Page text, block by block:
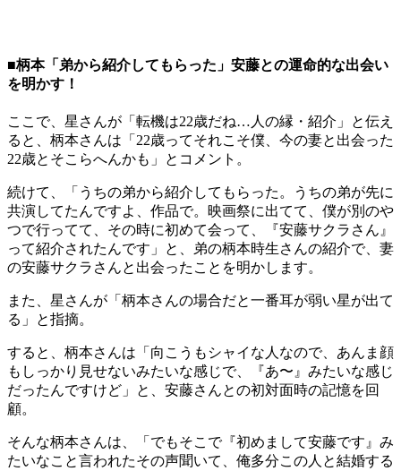
■柄本「弟から紹介してもらった」安藤との運命的な出会い
を明かす！
ここで、星さんが「転機は22歳だね…人の縁・紹介」と伝え
ると、柄本さんは「22歳ってそれこそ僕、今の妻と出会った
22歳とそこらへんかも」とコメント。
続けて、「うちの弟から紹介してもらった。うちの弟が先に
共演してたんですよ、作品で。映画祭に出てて、僕が別のや
つで行ってて、その時に初めて会って、『安藤サクラさん』
って紹介されたんです」と、弟の柄本時生さんの紹介で、妻
の安藤サクラさんと出会ったことを明かします。
また、星さんが「柄本さんの場合だと一番耳が弱い星が出て
る」と指摘。
すると、柄本さんは「向こうもシャイな人なので、あんま顔
もしっかり見せないみたいな感じで、『あ〜』みたいな感じ
だったんですけど」と、安藤さんとの初対面時の記憶を回
顧。
そんな柄本さんは、「でもそこで『初めまして安藤です』み
たいなこと言われたその声聞いて、俺多分この人と結婚する